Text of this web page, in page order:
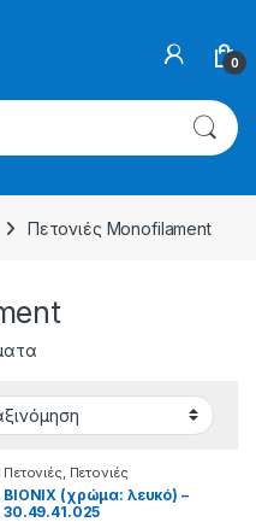
0
Πετονιές Monofilament
Πετονιές, Πετονιές
Monofilament
BIONIX (χρώμα: λευκό) –
30.49.41.025